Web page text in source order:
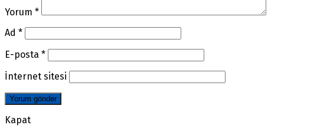
Yorum *
Ad *
E-posta *
İnternet sitesi
Kapat